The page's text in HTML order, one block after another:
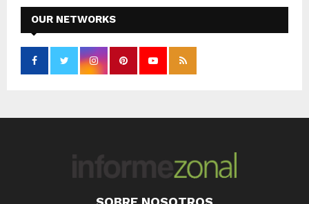
OUR NETWORKS